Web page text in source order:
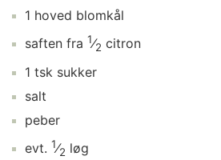
1 hoved blomkål
saften fra 1⁄2 citron
1 tsk sukker
salt
peber
evt. 1⁄2 løg